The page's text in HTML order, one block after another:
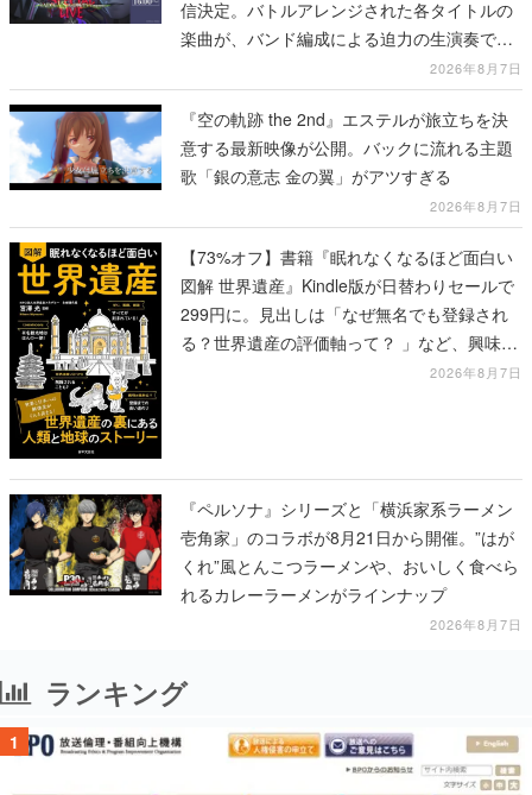
信決定。バトルアレンジされた各タイトルの
楽曲が、バンド編成による迫力の生演奏で披
露、冒頭部分は“無料”で視聴できる2026年8月7日
『空の軌跡 the 2nd』エステルが旅立ちを決
意する最新映像が公開。バックに流れる主題
歌「銀の意志 金の翼」がアツすぎる
2026年8月7日
【73%オフ】書籍『眠れなくなるほど面白い
図解 世界遺産』Kindle版が日替わりセールで
299円に。見出しは「なぜ無名でも登録され
る？世界遺産の評価軸って？ 」など、興味を
2026年8月7日
『ペルソナ』シリーズと「横浜家系ラーメン
壱角家」のコラボが8月21日から開催。”はが
くれ”風とんこつラーメンや、おいしく食べら
れるカレーラーメンがラインナップ
2026年8月7日
ランキング
1